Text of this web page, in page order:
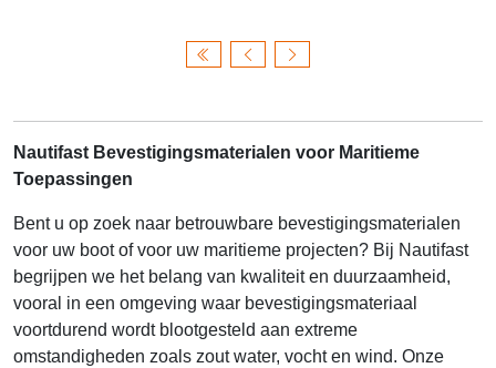
Nautifast Bevestigingsmaterialen voor Maritieme
Toepassingen
Bent u op zoek naar betrouwbare bevestigingsmaterialen
voor uw boot of voor uw maritieme projecten? Bij Nautifast
begrijpen we het belang van kwaliteit en duurzaamheid,
vooral in een omgeving waar bevestigingsmateriaal
voortdurend wordt blootgesteld aan extreme
omstandigheden zoals zout water, vocht en wind. Onze